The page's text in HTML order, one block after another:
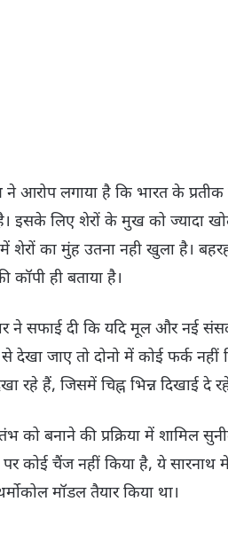
ने आरोप लगाया ​है कि भारत के
इसके लिए शेरों के मुख को ज्यादा
शेरों का मुंह उतना नही खुला है।
कॉपी ही बताया है।
ने सफाई दी कि यदि मूल और नई
देखा जाए तो दोनो में कोई फर्क
रहे हैं, जिसमें चिह्न भिन्न दिखाई दे
को बनाने की प्रक्रिया में शामिल
कोई चैंज नहीं किया है, ये सारनाथ
मॉडल तैयार किया था।